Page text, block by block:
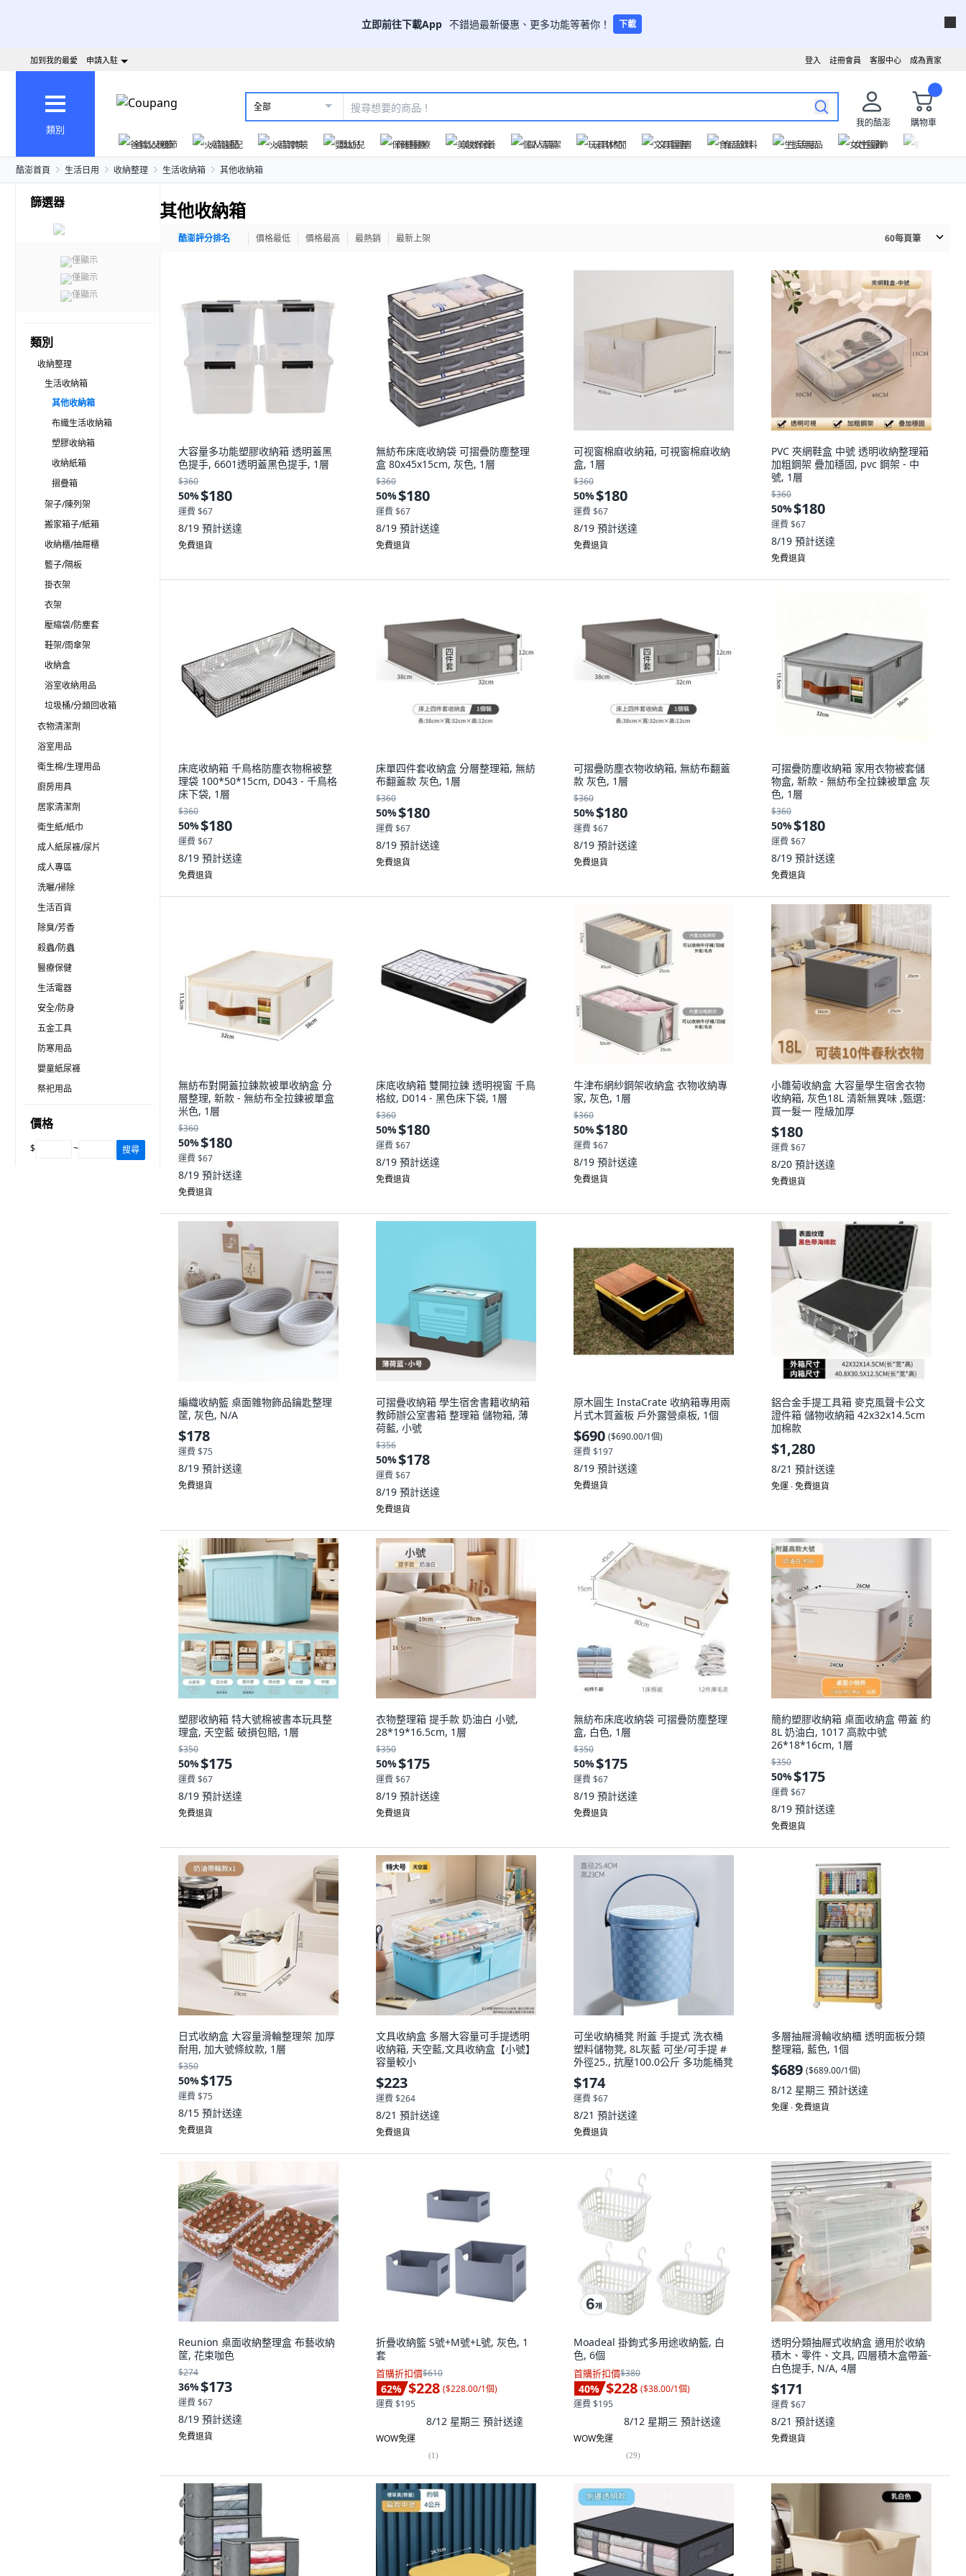
立即前往下載App 不錯過最新優惠、更多功能等著你！ 下載
成為賣家
客服中心
註冊會員
登入
加到我的最愛 申請入駐
類別
全部
我的酷澎
購物車
爸氣父親節
火箭速配 火箭跨境 嬰幼兒 保健醫療 美妝保養 個人清潔 玩具休閒 文具圖書 食品飲料 生活用品 女性服飾
酷澎首頁 生活日用 收納整理 生活收納箱 其他收納箱
篩選器
僅顯示
僅顯示
僅顯示
類別
收納整理
生活收納箱
其他收納箱
布織生活收納箱
塑膠收納箱
收納紙箱
摺疊箱
架子/陳列架
搬家箱子/紙箱
收納櫃/抽屜櫃
籃子/隔板
掛衣架
衣架
壓縮袋/防塵套
鞋架/雨傘架
收納盒
浴室收納用品
垃圾桶/分類回收箱
衣物清潔劑
浴室用品
衛生棉/生理用品
廚房用具
居家清潔劑
衛生紙/紙巾
成人紙尿褲/尿片
成人專區
洗曬/掃除
生活百貨
除臭/芳香
殺蟲/防蟲
醫療保健
生活電器
安全/防身
五金工具
防寒用品
嬰童紙尿褲
祭祀用品
價格
$ ~ 搜尋
其他收納箱
酷澎評分排名 價格最低 價格最高 最熱銷 最新上架 60每頁筆
大容量多功能塑膠收納箱 透明蓋黑
色提手, 6601透明蓋黑色提手, 1層
$360
50%$180
運費 $67
8/19 預計送達
免費退貨
無紡布床底收納袋 可摺疊防塵整理
盒 80x45x15cm, 灰色, 1層
$360
50%$180
運費 $67
8/19 預計送達
免費退貨
可视窗棉麻收纳箱, 可視窗棉麻收納
盒, 1層
$360
50%$180
運費 $67
8/19 預計送達
免費退貨
PVC 夾網鞋盒 中號 透明收納整理箱
加粗鋼架 疊加穩固, pvc 鋼架 - 中
號, 1層
$360
50%$180
運費 $67
8/19 預計送達
免費退貨
床底收納箱 千鳥格防塵衣物棉被整
理袋 100*50*15cm, D043 - 千鳥格
床下袋, 1層
$360
50%$180
運費 $67
8/19 預計送達
免費退貨
床單四件套收納盒 分層整理箱, 無紡
布翻蓋款 灰色, 1層
$360
50%$180
運費 $67
8/19 預計送達
免費退貨
可摺疊防塵衣物收納箱, 無紡布翻蓋
款 灰色, 1層
$360
50%$180
運費 $67
8/19 預計送達
免費退貨
可摺疊防塵收納箱 家用衣物被套儲
物盒, 新款 - 無紡布全拉鍊被單盒 灰
色, 1層
$360
50%$180
運費 $67
8/19 預計送達
免費退貨
無紡布對開蓋拉鍊款被單收納盒 分
層整理, 新款 - 無紡布全拉鍊被單盒
米色, 1層
$360
50%$180
運費 $67
8/19 預計送達
免費退貨
床底收納箱 雙開拉鍊 透明視窗 千鳥
格紋, D014 - 黑色床下袋, 1層
$360
50%$180
運費 $67
8/19 預計送達
免費退貨
牛津布網紗鋼架收納盒 衣物收納專
家, 灰色, 1層
$360
50%$180
運費 $67
8/19 預計送達
免費退貨
小雛菊收納盒 大容量學生宿舍衣物
收納箱, 灰色18L 清新無異味 ,甄選:
買一髮一 陞級加厚
$180
運費 $67
8/20 預計送達
免費退貨
編織收納籃 桌面雜物飾品鑰匙整理
筐, 灰色, N/A
$178
運費 $75
8/19 預計送達
免費退貨
可摺疊收納箱 學生宿舍書籍收納箱
教師辦公室書箱 整理箱 儲物箱, 薄
荷藍, 小號
$356
50%$178
運費 $67
8/19 預計送達
免費退貨
原木圓生 InstaCrate 收納箱專用兩
片式木質蓋板 戶外露營桌板, 1個
$690 ($690.00/1個)
運費 $197
8/19 預計送達
免費退貨
鋁合金手提工具箱 麥克風聲卡公文
證件箱 儲物收納箱 42x32x14.5cm
加棉款
$1,280
8/21 預計送達
免運 ∙ 免費退貨
塑膠收納箱 特大號棉被書本玩具整
理盒, 天空藍 破損包賠, 1層
$350
50%$175
運費 $67
8/19 預計送達
免費退貨
衣物整理箱 提手款 奶油白 小號,
28*19*16.5cm, 1層
$350
50%$175
運費 $67
8/19 預計送達
免費退貨
無紡布床底收納袋 可摺疊防塵整理
盒, 白色, 1層
$350
50%$175
運費 $67
8/19 預計送達
免費退貨
簡約塑膠收納箱 桌面收納盒 帶蓋 約
8L 奶油白, 1017 高款中號
26*18*16cm, 1層
$350
50%$175
運費 $67
8/19 預計送達
免費退貨
日式收納盒 大容量滑輪整理架 加厚
耐用, 加大號條紋款, 1層
$350
50%$175
運費 $75
8/15 預計送達
免費退貨
文具收納盒 多層大容量可手提透明
收納箱, 天空藍,文具收納盒【小號】
容量較小
$223
運費 $264
8/21 預計送達
免費退貨
可坐收納桶凳 附蓋 手提式 洗衣桶
塑料儲物凳, 8L灰藍 可坐/可手提 #
外徑25., 抗壓100.0公斤 多功能桶凳
$174
運費 $67
8/21 預計送達
免費退貨
多層抽屜滑輪收納櫃 透明面板分類
整理箱, 藍色, 1個
$689 ($689.00/1個)
8/12 星期三 預計送達
免運 ∙ 免費退貨
Reunion 桌面收納整理盒 布藝收納
筐, 花束咖色
$274
36%$173
運費 $67
8/19 預計送達
免費退貨
折疊收納籃 S號+M號+L號, 灰色, 1
套
首購折扣價$610
62% $228 ($228.00/1個)
運費 $195
8/12 星期三 預計送達
WOW免運
(1)
Moadeal 掛鉤式多用途收納籃, 白
色, 6個
首購折扣價$380
40% $228 ($38.00/1個)
運費 $195
8/12 星期三 預計送達
WOW免運
(29)
透明分類抽屜式收納盒 適用於收納
積木、零件、文具, 四層積木盒帶蓋-
白色提手, N/A, 4層
$171
運費 $67
8/21 預計送達
免費退貨